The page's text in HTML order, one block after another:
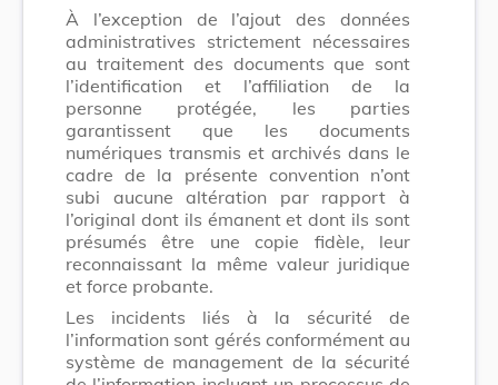
À l’exception de l’ajout des données
administratives strictement nécessaires
au traitement des documents que sont
l’identification et l’affiliation de la
personne protégée, les parties
garantissent que les documents
numériques transmis et archivés dans le
cadre de la présente convention n’ont
subi aucune altération par rapport à
l’original dont ils émanent et dont ils sont
présumés être une copie fidèle, leur
reconnaissant la même valeur juridique
et force probante.
Les incidents liés à la sécurité de
l’information sont gérés conformément au
système de management de la sécurité